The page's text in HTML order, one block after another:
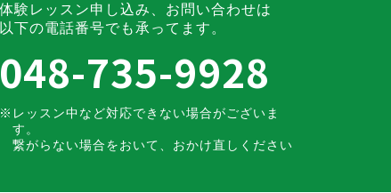
体験レッスン申し込み、お問い合わせは
以下の電話番号でも承ってます。
048-735-9928
レッスン中など対応できない場合がございま
す。
繋がらない場合をおいて、おかけ直しください